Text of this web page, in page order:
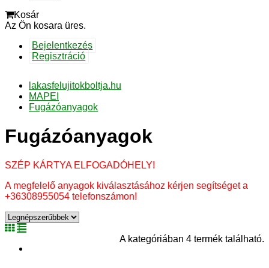
Kosár
Az Ön kosara üres.
Bejelentkezés
Regisztráció
lakasfelujitokboltja.hu
MAPEI
Fugázóanyagok
Fugázóanyagok
SZÉP KÁRTYA ELFOGADÓHELY!
A megfelelő anyagok kiválasztásához kérjen segítséget a
+36308955054 telefonszámon!
A kategóriában 4 termék található.